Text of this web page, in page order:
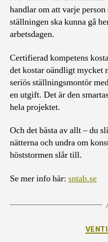
handlar om att varje
ställningen ska kunna gå
arbetsdagen.
Certifierad kompetens
det kostar oändligt mycket
seriös ställningsmontör
en utgift. Det är den
hela projektet.
Och det bästa av allt – du
nätterna och undra om
höststormen slår till.
Se mer info här: sntab.se